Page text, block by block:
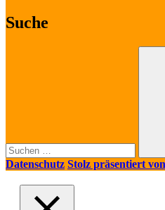
Suche
Datenschutz Stolz präsentiert